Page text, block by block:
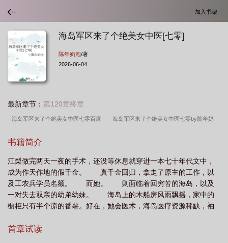
加入书架
海岛军区来了个绝美女中医[七零]
陈年奶泡/著
2026-06-04
最新章节： 第120章终章
海岛军区来了个绝美女中医七零百度 海岛军区来了个绝美女中医七零by陈年奶
书籍简介
江梨做完两天一夜的手术，还没等休息就穿进一本七十年代文中，
成为作天作地的假千金。 真千金回归，拿走了原主的工作，以
及工农兵学员名额。 而她。 则面临着回穷苦的海岛，以及
一对失去双亲的幼弟幼妹。 海岛上的木船房风雨飘摇，家中的
橱柜只有半个凉的番薯。好在，她会医术，海岛医疗资源稀缺，袖
了都恨不得绕上两条街。直到，小江医生医治好的病人越来越
首章试读